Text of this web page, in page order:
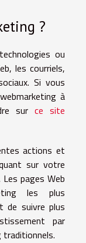
?
ou
les courriels,
Si vous
à
sur ce site
actions et
sur votre
pages Web
les plus
de suivre plus
par
traditionnels.